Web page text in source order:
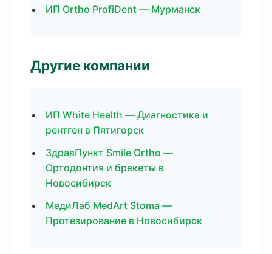
ИП Ortho ProfiDent — Мурманск
Другие компании
ИП White Health — Диагностика и
рентген в Пятигорск
ЗдравПункт Smile Ortho —
Ортодонтия и брекеты в
Новосибирск
МедиЛаб MedArt Stoma —
Протезирование в Новосибирск